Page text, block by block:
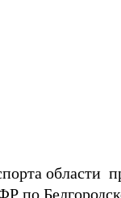
области
по